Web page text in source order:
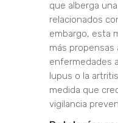
que alberga
relacionados
embargo, esta
más propensas
enfermedades
lupus o la
medida que
vigilancia